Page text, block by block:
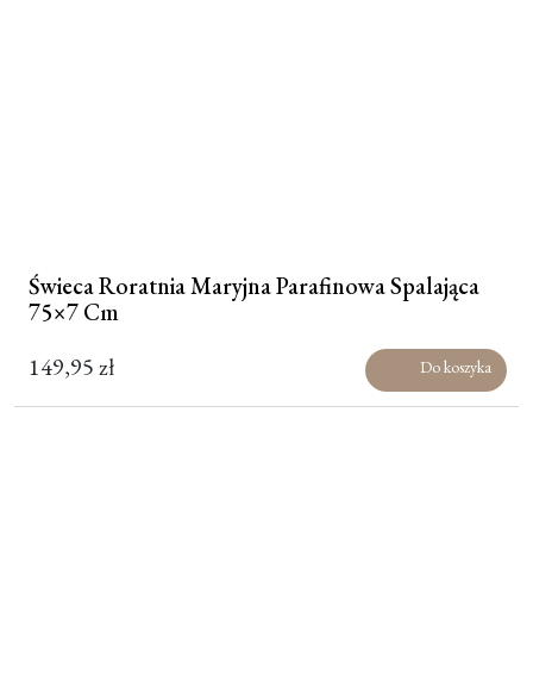
Świeca Roratnia Maryjna Parafinowa Spalająca
75×7 Cm
149,95zł Do koszyka